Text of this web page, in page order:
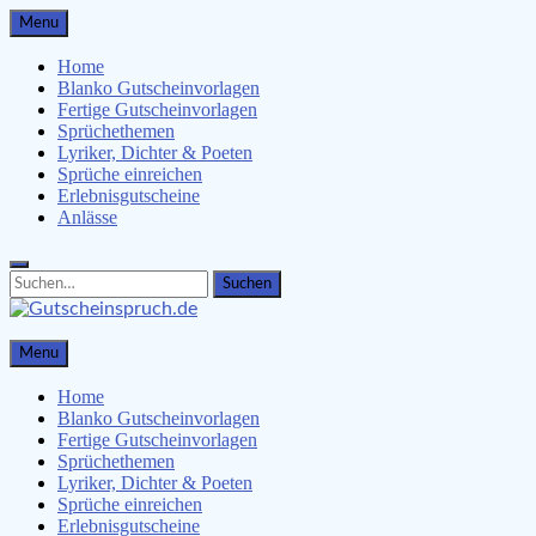
Skip
to
content
Menu
Home
Blanko Gutscheinvorlagen
Fertige Gutscheinvorlagen
Sprüchethemen
Lyriker, Dichter & Poeten
Sprüche einreichen
Erlebnisgutscheine
Anlässe
Search
for:
Search
Gutscheinspruch.de
Gutscheinsprüche & Gutscheinvorlagen finden
Menu
Home
Blanko Gutscheinvorlagen
Fertige Gutscheinvorlagen
Sprüchethemen
Lyriker, Dichter & Poeten
Sprüche einreichen
Erlebnisgutscheine